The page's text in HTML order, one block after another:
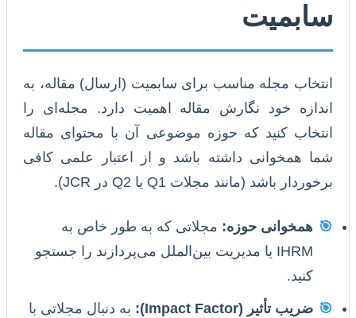
سابمیت
انتخاب مجله مناسب برای سابمیت (ارسال) مقاله، به
اندازه خود نگارش مقاله اهمیت دارد. مجله‌ای را
انتخاب کنید که حوزه موضوعی آن با محتوای مقاله
شما همخوانی داشته باشد و از اعتبار علمی کافی
برخوردار باشد (مانند مجلات Q1 یا Q2 در JCR).
🎯 همخوانی حوزه: مجلاتی که به طور خاص به
IHRM یا مدیریت بین‌الملل می‌پردازند را جستجو
کنید.
🎯 ضریب تأثیر (Impact Factor):
به دنبال مجلاتی با